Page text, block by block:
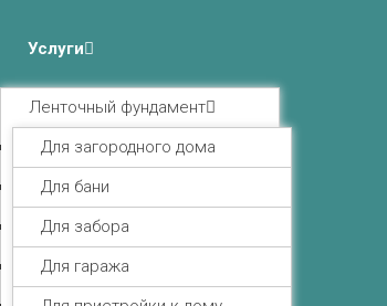
Услуги
Ленточный фундамент
Для загородного дома
Для бани
Для забора
Для гаража